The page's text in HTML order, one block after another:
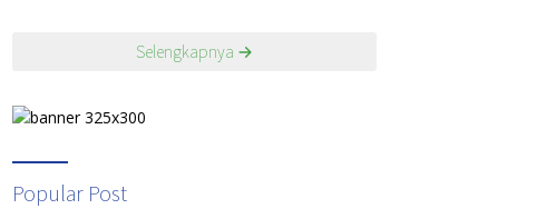
Selengkapnya
Popular Post